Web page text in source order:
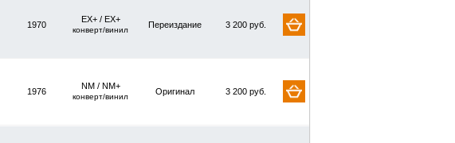
1970
EX+ / EX+
конверт/винил
Переиздание 3 200 руб.
1976
NM / NM+
конверт/винил
Оригинал 3 200 руб.